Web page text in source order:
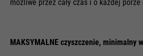
możliwe przez cały czas i o każdej porze
MAKSYMALNE czyszczenie, minimalny